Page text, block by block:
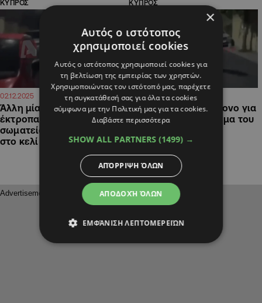
ΚΥΠΡΟΣ
02.12.2025
Άλλη μία σύλληψη για τα
έκτροπα έξω από το
σωματείο του Απόλλωνα,
στο κελί 24χρονος
ΚΥΠΡΟΣ
01.12.2025 21:30
Χειροπέδες σε 30χρονο για
τα έκτροπα στο οίκημα του
×
Αυτός ο ιστότοπος
χρησιμοποιεί cookies
Αυτός ο ιστότοπος χρησιμοποιεί cookies για
τη βελτίωση της εμπειρίας των χρηστών.
Χρησιμοποιώντας τον ιστότοπό μας, παρέχετε
τη συγκατάθεσή σας για όλα τα cookies
σύμφωνα με την Πολιτική μας για τα cookies.
Διαβάστε περισσότερα
SHOW ALL PARTNERS (1499) →
ΑΠΟΔΟΧΉ ΌΛΩΝ
ΑΠΌΡΡΙΨΗ ΌΛΩΝ
ΕΜΦΆΝΙΣΗ ΛΕΠΤΟΜΕΡΕΙΏΝ